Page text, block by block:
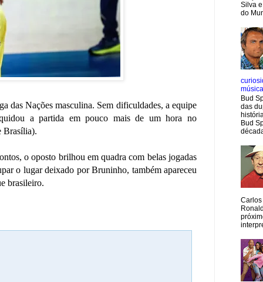
das Nações masculina. Sem dificuldades, a equipe
a partida em pouco mais de um hora no
Brasília).
o oposto brilhou em quadra com belas jogadas
o lugar deixado por Bruninho, também apareceu
brasileiro.
Silva
do
Bud
das
Bud
Carlos